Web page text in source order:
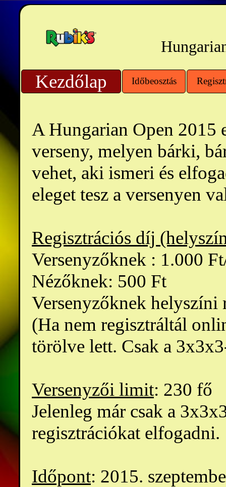
Kezdőlap Időbeosztás
A Hungarian Open 2015
verseny, melyen bárki,
vehet, aki ismeri és
eleget tesz a versenyen
Regisztrációs díj
Versenyzőknek : 1.000
Nézőknek: 500 Ft
Versenyzőknek
(Ha nem regisztráltál
törölve lett. Csak a
Versenyzői limit: 230 fő
Jelenleg már csak a
regisztrációkat elfogadni.
Időpont: 2015.